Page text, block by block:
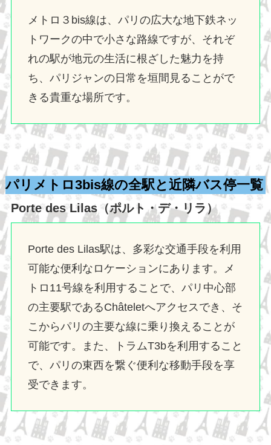
メトロ３bis線は、パリの広大な地下鉄ネッ
トワークの中で小さな路線ですが、それぞ
れの駅が地元の生活に根ざした魅力を持
ち、パリジャンの日常を垣間見ることがで
きる貴重な場所です。
パリメトロ3bis線の全駅と近隣バス停一覧
Porte des Lilas（ポルト・デ・リラ）
Porte des Lilas駅は、多彩な交通手段を利用
可能な便利なロケーションにあります。メ
トロ11号線を利用することで、パリ中心部
の主要駅であるChâteletへアクセスでき、そ
こからパリの主要な線に乗り換えることが
可能です。また、トラムT3bを利用すること
で、パリの東西を繋ぐ便利な移動手段を享
受できます。